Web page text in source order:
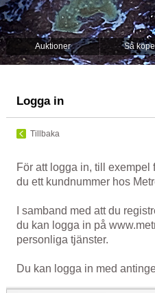
Auktioner Så
Logga in
Tillbaka
För att logga in, till exempel
du ett kundnummer hos
I samband med att du
du kan logga in på
personliga tjänster.
Du kan logga in med